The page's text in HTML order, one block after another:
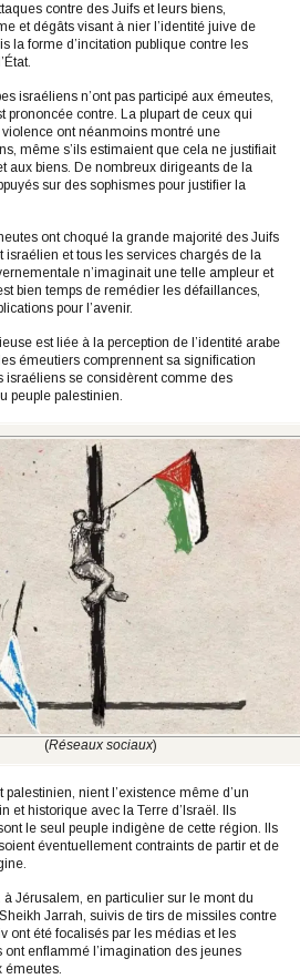
contre des Juifs et leurs biens,
et dégâts visant à nier l’identité juive de
la forme d’incitation publique contre les
israéliens n’ont pas participé aux émeutes,
prononcée contre. La plupart de ceux qui
violence ont néanmoins montré une
même s’ils estimaient que cela ne justifiait
aux biens. De nombreux dirigeants de la
sur des sophismes pour justifier la
ont choqué la grande majorité des Juifs
israélien et tous les services chargés de la
n’imaginait une telle ampleur et
bien temps de remédier les défaillances,
pour l’avenir.
est liée à la perception de l’identité arabe
émeutiers comprennent sa signification
israéliens se considèrent comme des
peuple palestinien.
(Réseaux sociaux)
palestinien, nient l’existence même d’un
et historique avec la Terre d’Israël. Ils
le seul peuple indigène de cette région. Ils
éventuellement contraints de partir et de
Jérusalem, en particulier sur le mont du
Jarrah, suivis de tirs de missiles contre
ont été focalisés par les médias et les
ont enflammé l’imagination des jeunes
émeutes.